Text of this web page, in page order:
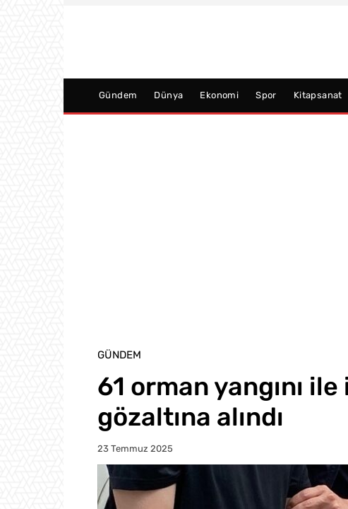
Gündem Dünya Ekonomi Spor Kitapsanat
GÜNDEM
61 orman yangını
gözaltına alındı
23 Temmuz 2025